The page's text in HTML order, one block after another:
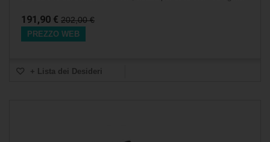
191,90 € 202,00 €
PREZZO WEB
+ Lista dei Desideri